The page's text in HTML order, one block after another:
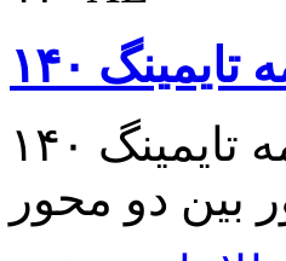
تسمه تایمینگ ۱۴۰XL تسمه تایمینگ ۱۴۰XL مناسب در
بین دو محور